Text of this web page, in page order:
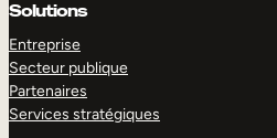
Solutions
Entreprise
Secteur publique
Partenaires
Services stratégiques